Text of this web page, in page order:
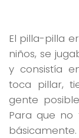
El pilla-pilla
niños, se
y consistía
toca pillar,
gente
Para que no
básicamente.